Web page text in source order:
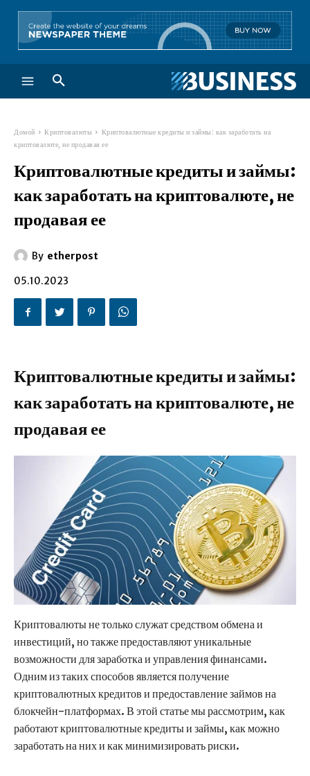
Домой Криптовалюты
Криптовалютные кредиты и займы: как заработать на
криптовалюте, не продавая ее
Криптовалютные кредиты и займы:
как заработать на криптовалюте, не
продавая ее
By etherpost
05.10.2023
Криптовалютные кредиты и займы:
как заработать на криптовалюте, не
продавая ее
Криптовалюты не только служат средством обмена и
инвестиций, но также предоставляют уникальные
возможности для заработка и управления финансами.
Одним из таких способов является получение
криптовалютных кредитов и предоставление займов на
блокчейн-платформах. В этой статье мы рассмотрим, как
работают криптовалютные кредиты и займы, как можно
заработать на них и как минимизировать риски.